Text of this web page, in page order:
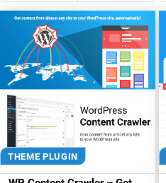
THEME PLUGIN